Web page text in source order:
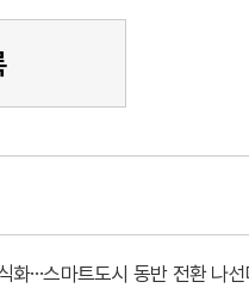
화…스마트도시 동반 전환 나선